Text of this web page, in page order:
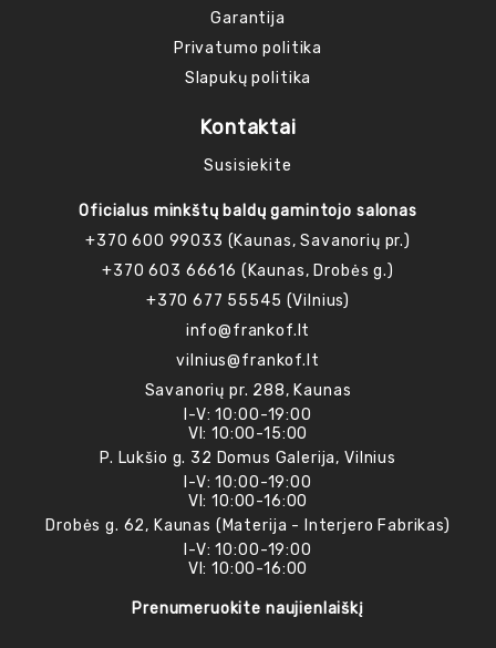
Garantija
Privatumo politika
Slapukų politika
Kontaktai
Susisiekite
Oficialus minkštų baldų gamintojo salonas
+370 600 99033 (Kaunas, Savanorių pr.)
+370 603 66616 (Kaunas, Drobės g.)
+370 677 55545 (Vilnius)
info@frankof.lt
vilnius@frankof.lt
Savanorių pr. 288, Kaunas
I-V: 10:00-19:00
VI: 10:00-15:00
P. Lukšio g. 32 Domus Galerija, Vilnius
I-V: 10:00-19:00
VI: 10:00-16:00
Drobės g. 62, Kaunas (Materija - Interjero Fabrikas)
I-V: 10:00-19:00
VI: 10:00-16:00
Prenumeruokite naujienlaiškį